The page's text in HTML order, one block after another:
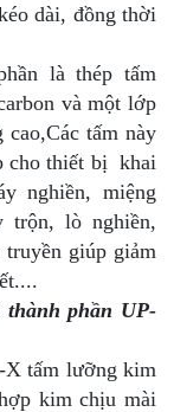
dài, đồng thời
là thép tấm
và một lớp
tấm này
cho thiết bị khai
nghiền, miệng
trộn, lò nghiền,
giúp giảm
phần UP-
X tấm lưỡng kim
kim chịu mài